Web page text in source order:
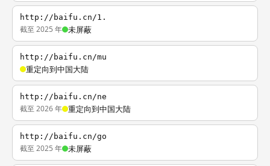
http://baifu.cn/1.
截至 2025 年 未屏蔽
http://baifu.cn/mu
重定向到中国大陆
http://baifu.cn/ne
截至 2026 年 重定向到中国大陆
http://baifu.cn/go
截至 2025 年 未屏蔽